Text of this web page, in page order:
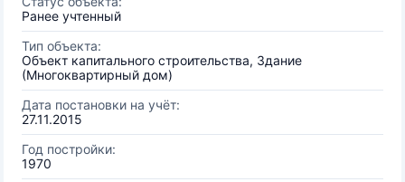
Ранее учтенный
Тип объекта:
Объект капитального строительства, Здание
(Многоквартирный дом)
Дата постановки на учёт:
27.11.2015
Год постройки:
1970